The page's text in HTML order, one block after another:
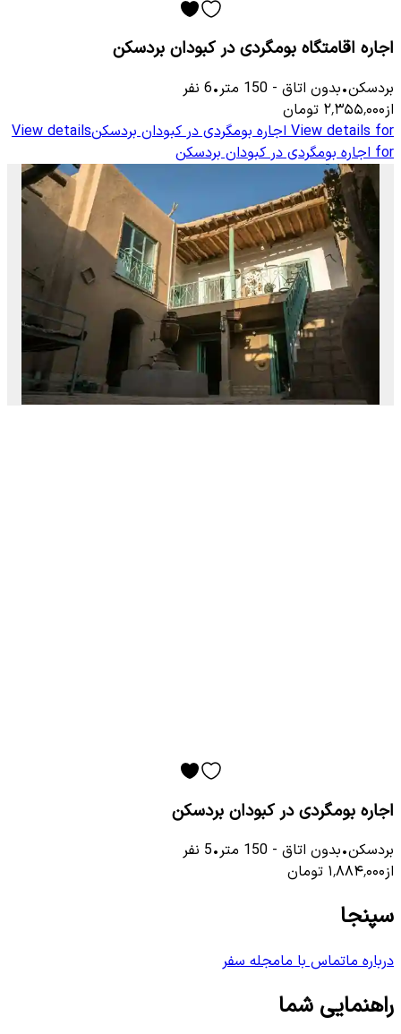
اجاره اقامتگاه بومگردی در کبودان بردسکن
بردسکن•بدون اتاق -
150 متر•
6 نفر
از۲٬۳۵۵٬۰۰۰ تومان
View details for اجاره بومگردی در کبودان بردسکنView details
for اجاره بومگردی در کبودان بردسکن
اجاره بومگردی در کبودان بردسکن
بردسکن•بدون اتاق -
150 متر•
5 نفر
از۱٬۸۸۴٬۰۰۰ تومان
سپنجا
درباره ماتماس با مامجله سفر
راهنمایی شما